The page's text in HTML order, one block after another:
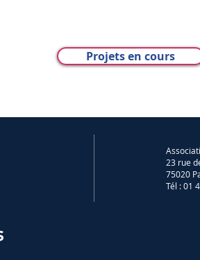
Projets en cours
23 rue
75020
Tél : 01